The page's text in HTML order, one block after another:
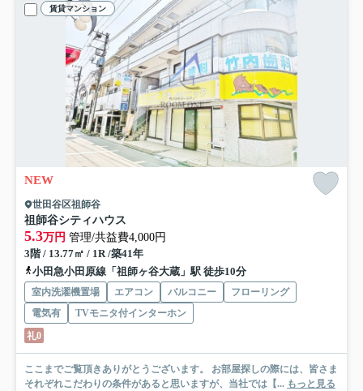
賃貸マンション
NEW
世田谷区祖師谷
祖師谷シティハウス
5.3万円 管理/共益費4,000円
3階 / 13.77㎡ / 1R /築41年
小田急小田原線「祖師ヶ谷大蔵」駅 徒歩10分
室内洗濯機置場 エアコン バルコニー
フローリング
電気有
TVモニタ付インターホン
礼0
ここまでご覧頂きありがとうございます。 お部屋探しの際には、皆さま
それぞれこだわりの条件があると思いますが、当社では【... もっと見る